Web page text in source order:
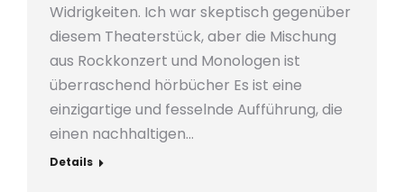
Widrigkeiten. Ich war skeptisch gegenüber
diesem Theaterstück, aber die Mischung
aus Rockkonzert und Monologen ist
überraschend hörbücher Es ist eine
einzigartige und fesselnde Aufführung, die
einen nachhaltigen…
Details